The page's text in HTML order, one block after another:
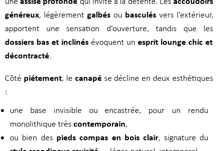
généreux, légèrement galbés ou basculés vers l’extérieur,
apportent une sensation d’ouverture, tandis que les
dossiers bas et inclinés évoquent un esprit lounge chic et
décontracté.
Côté piétement, le canapé se décline en deux esthétiques
:
une base invisible ou encastrée, pour un rendu
monolithique très contemporain,
ou bien des pieds compas en bois clair, signature du